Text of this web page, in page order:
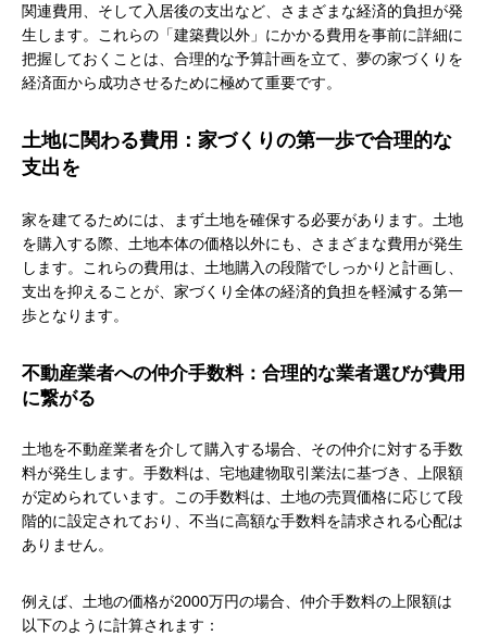
関連費用、そして入居後の支出など、さまざまな経済的負担が発
生します。これらの「建築費以外」にかかる費用を事前に詳細に
把握しておくことは、合理的な予算計画を立て、夢の家づくりを
経済面から成功させるために極めて重要です。
土地に関わる費用：家づくりの第一歩で合理的な
支出を
家を建てるためには、まず土地を確保する必要があります。土地
を購入する際、土地本体の価格以外にも、さまざまな費用が発生
します。これらの費用は、土地購入の段階でしっかりと計画し、
支出を抑えることが、家づくり全体の経済的負担を軽減する第一
歩となります。
不動産業者への仲介手数料：合理的な業者選びが費用
に繋がる
土地を不動産業者を介して購入する場合、その仲介に対する手数
料が発生します。手数料は、宅地建物取引業法に基づき、上限額
が定められています。この手数料は、土地の売買価格に応じて段
階的に設定されており、不当に高額な手数料を請求される心配は
ありません。
例えば、土地の価格が2000万円の場合、仲介手数料の上限額は
以下のように計算されます：